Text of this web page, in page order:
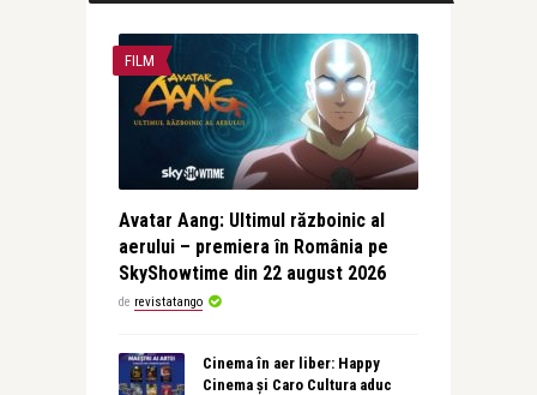
FILM
Avatar Aang: Ultimul războinic al
aerului – premiera în România pe
SkyShowtime din 22 august 2026
de revistatango
Cinema în aer liber: Happy
Cinema și Caro Cultura aduc